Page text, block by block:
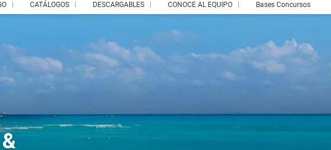
CATÁLOGOS DESCARGABLES CONOCE AL EQUIPO Bases Concursos